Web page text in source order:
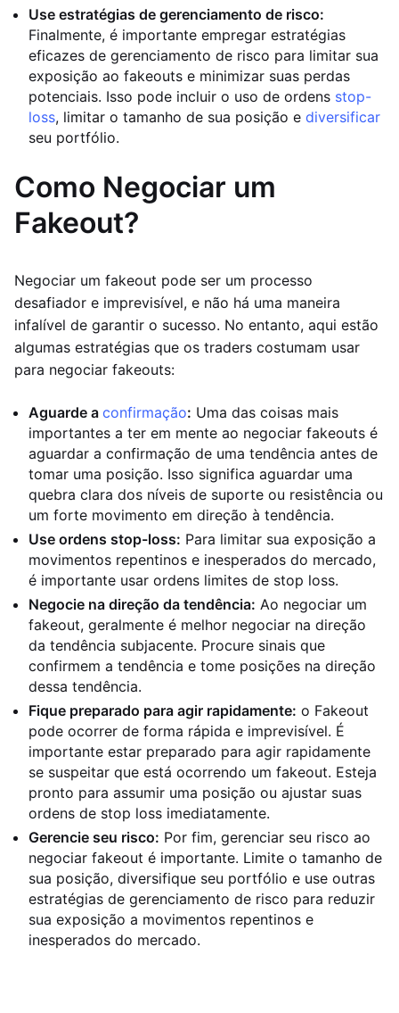
Use estratégias de gerenciamento de risco:
Finalmente, é importante empregar estratégias
eficazes de gerenciamento de risco para limitar sua
exposição ao fakeouts e minimizar suas perdas
potenciais. Isso pode incluir o uso de ordens stop-
loss, limitar o tamanho de sua posição e diversificar
seu portfólio.
Como Negociar um
Fakeout?
Negociar um fakeout pode ser um processo
desafiador e imprevisível, e não há uma maneira
infalível de garantir o sucesso. No entanto, aqui estão
algumas estratégias que os traders costumam usar
para negociar fakeouts:
Aguarde a confirmação: Uma das coisas mais
importantes a ter em mente ao negociar fakeouts é
aguardar a confirmação de uma tendência antes de
tomar uma posição. Isso significa aguardar uma
quebra clara dos níveis de suporte ou resistência ou
um forte movimento em direção à tendência.
Use ordens stop-loss: Para limitar sua exposição a
movimentos repentinos e inesperados do mercado,
é importante usar ordens limites de stop loss.
Negocie na direção da tendência: Ao negociar um
fakeout, geralmente é melhor negociar na direção
da tendência subjacente. Procure sinais que
confirmem a tendência e tome posições na direção
dessa tendência.
Fique preparado para agir rapidamente: o Fakeout
pode ocorrer de forma rápida e imprevisível. É
importante estar preparado para agir rapidamente
se suspeitar que está ocorrendo um fakeout. Esteja
pronto para assumir uma posição ou ajustar suas
ordens de stop loss imediatamente.
Gerencie seu risco: Por fim, gerenciar seu risco ao
negociar fakeout é importante. Limite o tamanho de
sua posição, diversifique seu portfólio e use outras
estratégias de gerenciamento de risco para reduzir
sua exposição a movimentos repentinos e
inesperados do mercado.